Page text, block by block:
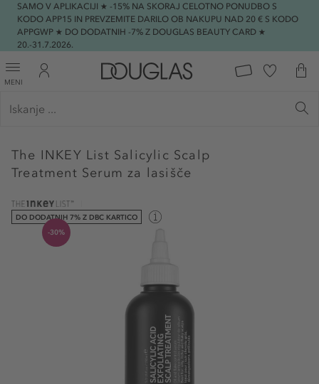
SAMO V APLIKACIJI ★ -15% NA SKORAJ CELOTNO PONUDBO S
KODO APP15 IN PREVZEMITE DARILO OB NAKUPU NAD 20 € S KODO
APPGWP ★ DO DODATNIH -7% Z DOUGLAS BEAUTY CARD ★
20.-31.7.2026.
MENI
The INKEY List Salicylic Scalp
Treatment Serum za lasišče
DO DODATNIH 7% Z DBC KARTICO
-30%